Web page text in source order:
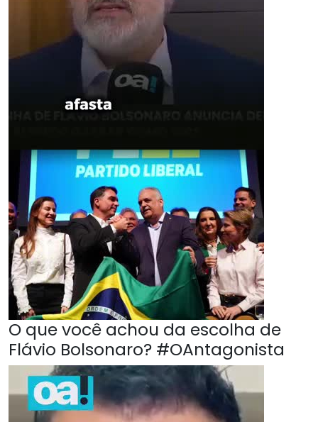
O que você achou da escolha de
Flávio Bolsonaro? #OAntagonista